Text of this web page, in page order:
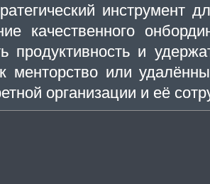
инструмент
качественного
продуктивность и
или
организации и её